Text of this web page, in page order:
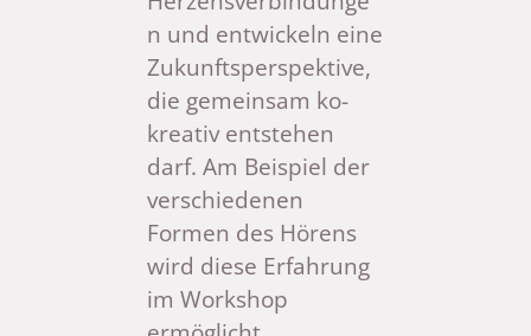
n und entwickeln eine
Zukunftsperspektive,
die gemeinsam ko-
kreativ entstehen
darf. Am Beispiel der
verschiedenen
Formen des Hörens
wird diese Erfahrung
im Workshop